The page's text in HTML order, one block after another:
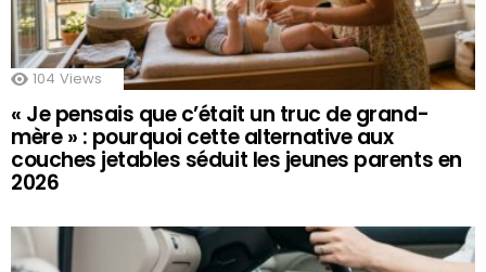
104 Views
« Je pensais que c’était un truc de grand-
mère » : pourquoi cette alternative aux
couches jetables séduit les jeunes parents en
2026